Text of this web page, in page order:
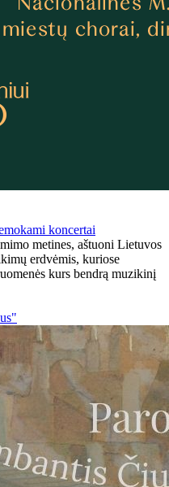
koncertai
metines, aštuoni Lietuvos
erdvėmis, kuriose
kurs bendrą muzikinį